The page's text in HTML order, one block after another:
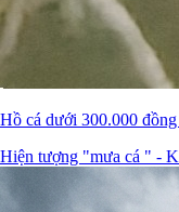
Hồ cá dưới 300.000
Hiện tượng "mưa cá " -